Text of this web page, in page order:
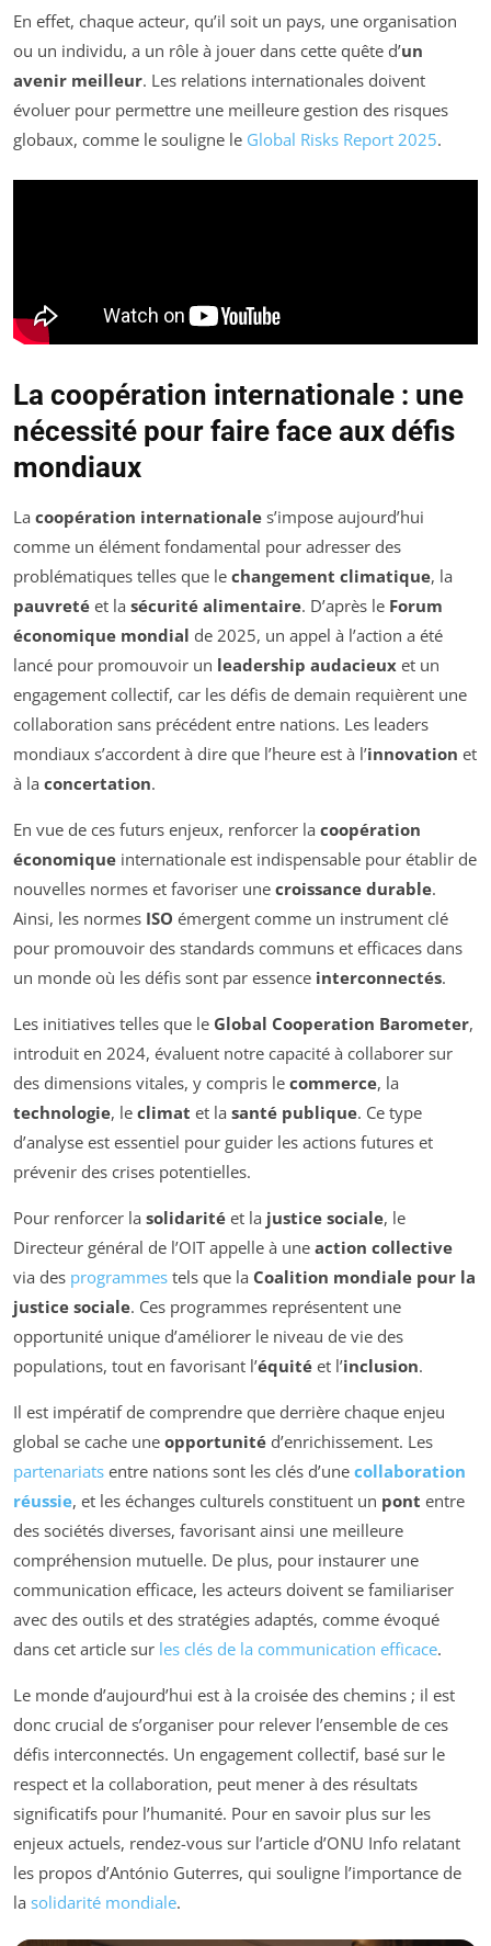
En effet, chaque acteur, qu’il soit un pays, une organisation
ou un individu, a un rôle à jouer dans cette quête d’un
avenir meilleur. Les relations internationales doivent
évoluer pour permettre une meilleure gestion des risques
globaux, comme le souligne le Global Risks Report 2025.
La coopération internationale : une
nécessité pour faire face aux défis
mondiaux
La coopération internationale s’impose aujourd’hui
comme un élément fondamental pour adresser des
problématiques telles que le changement climatique, la
pauvreté et la sécurité alimentaire. D’après le Forum
économique mondial de 2025, un appel à l’action a été
lancé pour promouvoir un leadership audacieux et un
engagement collectif, car les défis de demain requièrent une
collaboration sans précédent entre nations. Les leaders
mondiaux s’accordent à dire que l’heure est à l’innovation et
à la concertation.
En vue de ces futurs enjeux, renforcer la coopération
économique internationale est indispensable pour établir de
nouvelles normes et favoriser une croissance durable.
Ainsi, les normes ISO émergent comme un instrument clé
pour promouvoir des standards communs et efficaces dans
un monde où les défis sont par essence interconnectés.
Les initiatives telles que le Global Cooperation Barometer,
introduit en 2024, évaluent notre capacité à collaborer sur
des dimensions vitales, y compris le commerce, la
technologie, le climat et la santé publique. Ce type
d’analyse est essentiel pour guider les actions futures et
prévenir des crises potentielles.
Pour renforcer la solidarité et la justice sociale, le
Directeur général de l’OIT appelle à une action collective
via des programmes tels que la Coalition mondiale pour la
justice sociale. Ces programmes représentent une
opportunité unique d’améliorer le niveau de vie des
populations, tout en favorisant l’équité et l’inclusion.
Il est impératif de comprendre que derrière chaque enjeu
global se cache une opportunité d’enrichissement. Les
partenariats entre nations sont les clés d’une collaboration
réussie, et les échanges culturels constituent un pont entre
des sociétés diverses, favorisant ainsi une meilleure
compréhension mutuelle. De plus, pour instaurer une
communication efficace, les acteurs doivent se familiariser
avec des outils et des stratégies adaptés, comme évoqué
dans cet article sur les clés de la communication efficace.
Le monde d’aujourd’hui est à la croisée des chemins ; il est
donc crucial de s’organiser pour relever l’ensemble de ces
défis interconnectés. Un engagement collectif, basé sur le
respect et la collaboration, peut mener à des résultats
significatifs pour l’humanité. Pour en savoir plus sur les
enjeux actuels, rendez-vous sur l’article d’ONU Info relatant
les propos d’António Guterres, qui souligne l’importance de
la solidarité mondiale.